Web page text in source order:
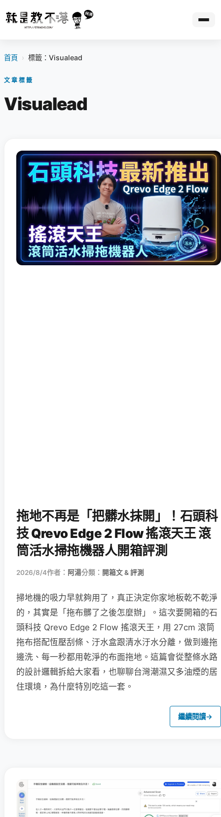
首頁 › 標籤：Visualead
文章標籤
Visualead
拖地不再是「把髒水抹開」！石頭科
技 Qrevo Edge 2 Flow 搖滾天王 滾
筒活水掃拖機器人開箱評測
2026/8/4作者： 阿湯分類： 開箱文 & 評測
掃地機的吸力早就夠用了，真正決定你家地板乾不乾淨
的，其實是「拖布髒了之後怎麼辦」。這次要開箱的石
頭科技 Qrevo Edge 2 Flow 搖滾天王，用 27cm 滾筒
拖布搭配恆壓刮條、汙水盒跟清水汙水分離，做到邊拖
邊洗、每一秒都用乾淨的布面拖地。這篇會從整條水路
的設計邏輯拆給大家看，也聊聊台灣潮濕又多油煙的居
住環境，為什麼特別吃這一套。
繼續閱讀→